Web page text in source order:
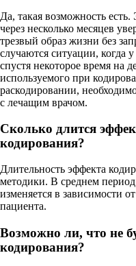
Да, такая возможность
через несколько месяцев
трезвый образ жизни без
случаются ситуации, когда
спустя некоторое время на
используемого при
раскодировании,
с лечащим врачом.
Сколько длится
кодирования?
Длительность эффекта
методики. В среднем
изменяется в зависимости
пациента.
Возможно ли, что не
кодирования?